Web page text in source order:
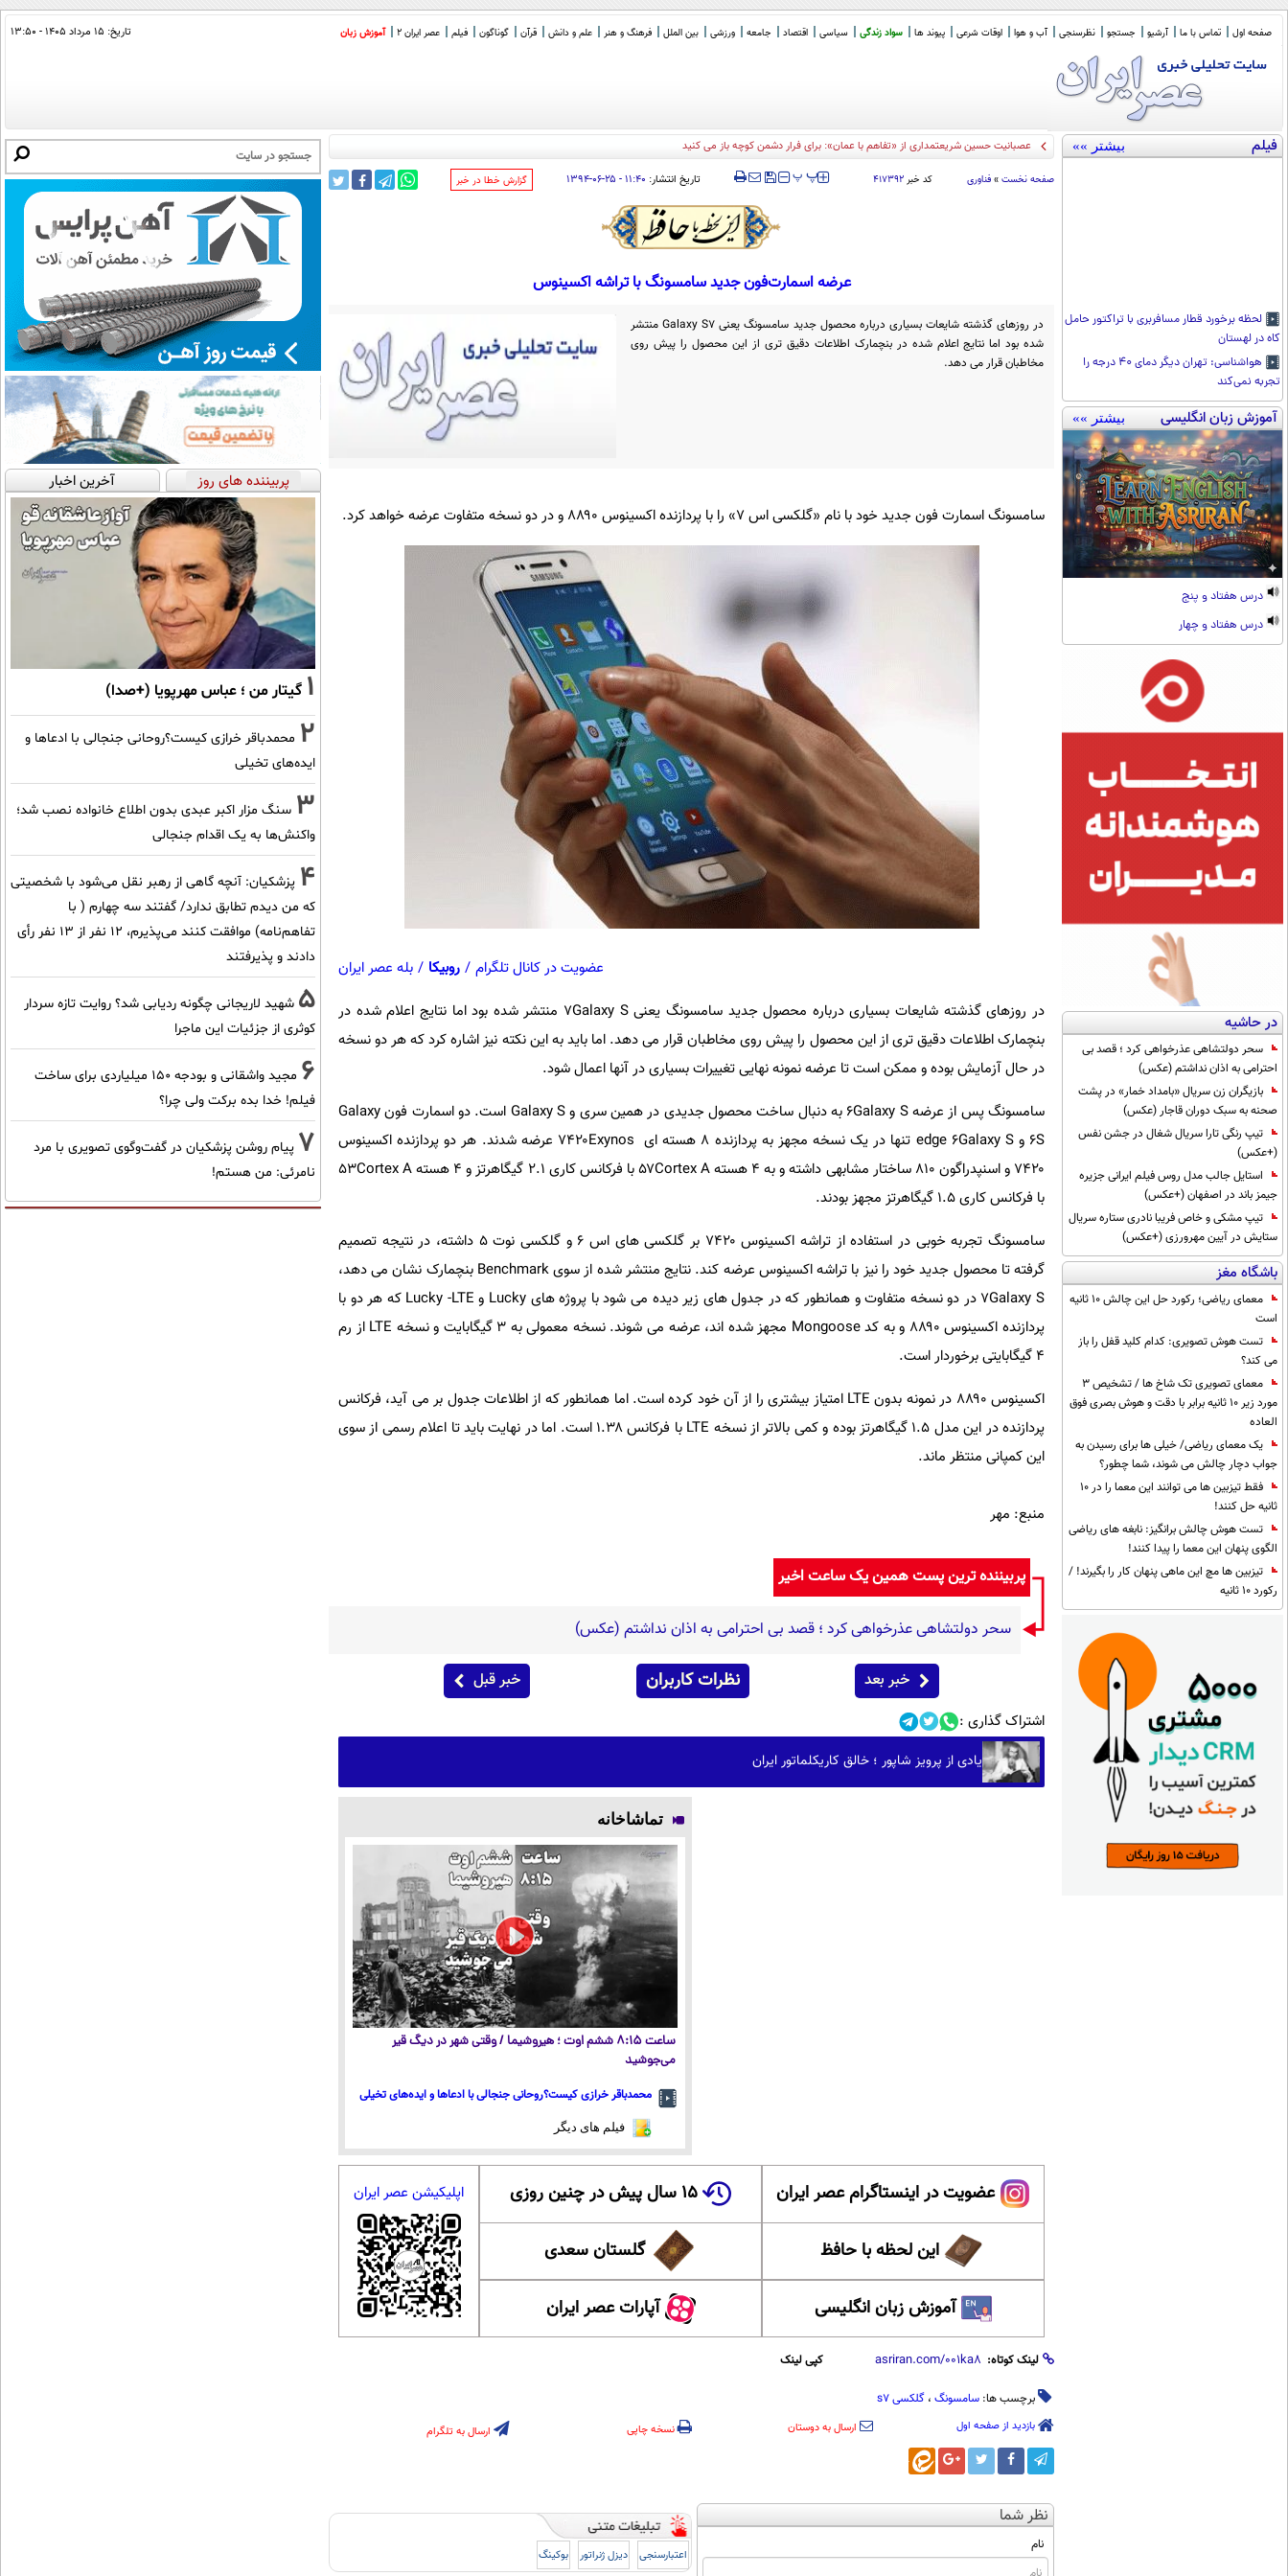
صفحه اول تماس با ما آرشیو جستجو نظرسنجی آب و هوا اوقات شرعی پیوند ها سواد زندگی سیاسی اقتصاد جامعه ورزشی بین الملل فرهنگ و هنر علم و دانش قرآن گوناگون فیلم عصر ایران 2 آموزش زبان تاریخ: ۱۵ مرداد ۱۴۰۵ - ۱۳:۵۰
فیلم بیشتر »»
لحظه برخورد قطار مسافربری با تراکتور حامل
کاه در لهستان
هواشناسی: تهران دیگر دمای ۴۰ درجه را
تجربه نمی‌کند
آموزش زبان انگلیسی بیشتر »»
درس هفتاد و پنج
درس هفتاد و چهار
در حاشیه
سحر دولتشاهی عذرخواهی کرد ؛ قصد بی
احترامی به اذان نداشتم (عکس)
بازیگران زن سریال «بامداد خمار» در پشت
صحنه به سبک دوران قاجار (عکس)
تیپ رنگی تارا سریال شغال در جشن نفس
(+عکس)
استایل جالب مدل روس فیلم ایرانی جزیره
جیمز باند در اصفهان (+عکس)
تیپ مشکی و خاص فریبا نادری ستاره سریال
ستایش در آیین مهرورزی (+عکس)
باشگاه مغز
معمای ریاضی؛ رکورد حل این چالش 10 ثانیه
است
تست هوش تصویری: کدام کلید قفل را باز
می کند؟
معمای تصویری تک شاخ ها / تشخیص 3
مورد زیر 10 ثانیه برابر با دقت و هوش بصری فوق
العاده
یک معمای ریاضی/ خیلی ها برای رسیدن به
جواب دچار چالش می شوند، شما چطور؟
فقط تیزبین ها می توانند این معما را در 10
ثانیه حل کنند!
تست هوش چالش برانگیز: نابغه های ریاضی
الگوی پنهان این معما را پیدا کنند!
تیزبین ها مچ این ماهی پنهان کار را بگیرند! /
رکورد 10 ثانیه
کیهان_
صفحه نخست » فناوری کد خبر ۴۱۷۳۹۲ ‍‍‍ پ پ تاریخ انتشار: ۱۱:۴۰ - ۲۵-۰۶-۱۳۹۴ ‌گزارش خطا در خبر
عرضه اسمارت‌فون جدید سامسونگ با تراشه اکسینوس
در روزهای گذشته شایعات بسیاری درباره محصول جدید سامسونگ یعنی Galaxy S۷ منتشر
شده بود اما نتایج اعلام شده در بنچمارک اطلاعات دقیق تری از این محصول را پیش روی
مخاطبان قرار می دهد.
سامسونگ اسمارت فون جدید خود با نام «گلکسی اس ۷» را با پردازنده اکسینوس ۸۸۹۰ و در دو نسخه متفاوت عرضه خواهد کرد.
عضویت در کانال تلگرام / روبیکا / بله عصر ایران
در روزهای گذشته شایعات بسیاری درباره محصول جدید سامسونگ یعنیGalaxy S
۷ منتشر شده بود اما نتایج اعلام شده در
بنچمارک اطلاعات دقیق تری از این محصول را پیش روی مخاطبان قرار می دهد. اما باید به این نکته نیز اشاره کرد که هر دو نسخه
در حال آزمایش بوده و ممکن است تا عرضه نمونه نهایی تغییرات بسیاری در آنها اعمال شود.
سامسونگ پس از عرضهGalaxy S۶ به دنبال ساخت محصول جدیدی در همین سری و Galaxy S است. دو اسمارت فونGalaxy
S۶ و Galaxy S۶ edge تنها در یک نسخه مجهز به پردازنده ۸ هسته‌ ای Exynos
۷۴۲۰ عرضه شدند. هر دو پردازنده اکسینوس
۷۴۲۰ و اسنپدراگون ۸۱۰ ساختار مشابهی داشته و به ۴ هسته
Cortex A۵۷ با فرکانس کاری ۲.۱ گیگاهرتز و ۴ هسته Cortex A۵۳
با فرکانس کاری ۱.۵ گیگاهرتز مجهز بودند.
سامسونگ تجربه خوبی در استفاده از تراشه اکسینوس ۷۴۲۰ بر گلکسی های اس ۶ و گلکسی نوت ۵ داشته، در نتیجه تصمیم
گرفته تا محصول جدید خود را نیز با تراشه اکسینوس عرضه کند. نتایج منتشر شده از سویBenchmark بنچمارک نشان می دهد،
Galaxy S۷ در دو نسخه متفاوت و همانطور که در جدول های زیر دیده می شود با پروژه های Lucky و Lucky -LTE که هر دو با
پردازنده اکسینوس ۸۸۹۰ و به کد
Mongoose مجهز شده اند، عرضه می شوند. نسخه معمولی به ۳ گیگابایت و نسخه LTE از رم
۴ گیگابایتی برخوردار است.
اکسینوس ۸۸۹۰ در نمونه بدون
LTE امتیاز بیشتری را از آن خود کرده است. اما همانطور که از اطلاعات جدول بر می آید، فرکانس
پردازنده در این مدل ۱.۵ گیگاهرتز بوده و کمی بالاتر از نسخه
LTE
با فرکانس ۱.۳۸ است. اما در نهایت باید تا اعلام رسمی از سوی
این کمپانی منتظر ماند.
منبع: مهر
پربیننده ترین پست همین یک ساعت اخیر
سحر دولتشاهی عذرخواهی کرد ؛ قصد بی احترامی به اذان نداشتم (عکس)
خبر بعد نظرات کاربران خبر قبل
اشتراک گذاری :
یادی از پرویز شاپور ؛ خالق کاریکلماتور ایران
تماشاخانه
ساعت ۸:۱۵ ششم اوت ؛ هیروشیما / وقتی شهر در دیگ قیر
می‌جوشید
محمدباقر خرازی کیست؟روحانی جنجالی با ادعاها و ایده‌های تخیلی
فیلم های دیگر
عضویت در اینستاگرام عصر ایران ۱۵ سال پیش در چنین روزی
این لحظه با حافظ گلستان سعدی
آموزش زبان انگلیسی آپارات عصر ایران
اپلیکیشن عصر ایران
لینک کوتاه: کپی لینک
برچسب ها: سامسونگ ، گلکسی s7
بازدید از صفحه اول ارسال به دوستان نسخه چاپی ارسال به تلگرام
نظر شما
نام
اعتبارسنجی دیزل ژنراتور بوکینگ
پربیننده های روز آخرین اخبار
1 گیتار من ؛ عباس مهرپویا (+صدا)
2 محمدباقر خرازی کیست؟روحانی جنجالی با ادعاها و
ایده‌های تخیلی
3 سنگ مزار اکبر عبدی بدون اطلاع خانواده نصب شد؛
واکنش‌ها به یک اقدام جنجالی
4 پزشکیان‌: آنچه گاهی از رهبر نقل می‌شود با شخصیتی
که من دیدم تطابق ندارد/ گفتند سه چهارم ( با
تفاهم‌نامه) موافقت کنند می‌پذیرم، 12 نفر از 13 نفر رأی
دادند و پذیرفتند
5 شهید لاریجانی چگونه ردیابی شد؟ روایت تازه سردار
کوثری از جزئیات این ماجرا
6
مجید واشقانی و بودجه 150 میلیاردی برای ساخت
فیلم! خدا بده برکت ولی چرا؟
7 پیام روشن پزشکیان در گفت‌و‌گوی تصویری با مرد
نامرئی: من هستم!